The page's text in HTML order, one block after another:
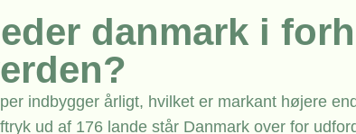
danmark i
indbygger årligt, hvilket er markant højere
ud af 176 lande står Danmark over for